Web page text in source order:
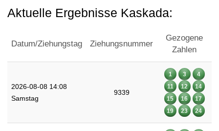
Aktuelle Ergebnisse Kaskada:
Datum/Ziehungstag Ziehungsnummer
Gezogene
Zahlen
2026-08-08 14:08
Samstag
9339
1 3
4
11
12
14
15
16
17
19
23 24